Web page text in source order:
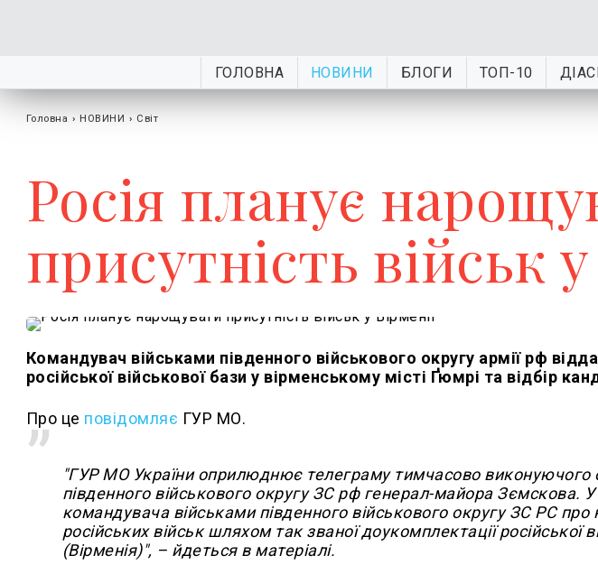
ГОЛОВНА НОВИНИ БЛОГИ ТОП-10
Головна › НОВИНИ › Світ
Росія планує
присутність військ
Командувач військами південного військового округу армії рф
російської військової бази у вірменському місті Ґюмрі та відбір
Про це повідомляє ГУР МО.
"ГУР МО України оприлюднює телеграму тимчасово виконуючого
південного військового округу ЗС рф генерал-майора Зємскова.
командувача військами південного військового округу ЗС РС
російських військ шляхом так званої доукомплектації російської
(Вірменія)", – йдеться в матеріалі.